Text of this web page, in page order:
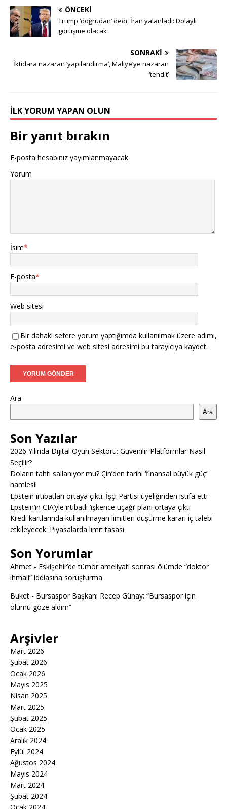
ÖNCEKI
Trump ‘doğrudan’ dedi, İran yalanladı: Dolaylı
görüşme olacak
SONRAKI
İktidara nazaran ‘yapılandırma’, Maliye’ye nazaran
‘tehdit’
İLK YORUM YAPAN OLUN
Bir yanıt bırakın
E-posta hesabınız yayımlanmayacak.
Yorum
İsim*
E-posta*
Web sitesi
Bir dahaki sefere yorum yaptığımda kullanılmak üzere adımı,
e-posta adresimi ve web sitesi adresimi bu tarayıcıya kaydet.
Ara
Ara
Son Yazılar
2026 Yılında Dijital Oyun Sektörü: Güvenilir Platformlar Nasıl
Seçilir?
Doların tahtı sallanıyor mu? Çin’den tarihi ‘finansal büyük güç’
hamlesi!
Epstein irtibatları ortaya çıktı: İşçi Partisi üyeliğinden istifa etti
Epstein’ın CIA’yle irtibatlı ‘işkence uçağı’ planı ortaya çıktı
Kredi kartlarında kullanılmayan limitleri düşürme kararı iç talebi
etkileyecek: Piyasalarda limit tasası
Son Yorumlar
Ahmet - Eskişehir’de tümör ameliyatı sonrası ölümde “doktor
ihmali” iddiasına soruşturma
Buket - Bursaspor Başkanı Recep Günay: “Bursaspor için
ölümü göze aldım”
Arşivler
Mart 2026
Şubat 2026
Ocak 2026
Mayıs 2025
Nisan 2025
Mart 2025
Şubat 2025
Ocak 2025
Aralık 2024
Eylül 2024
Ağustos 2024
Mayıs 2024
Mart 2024
Şubat 2024